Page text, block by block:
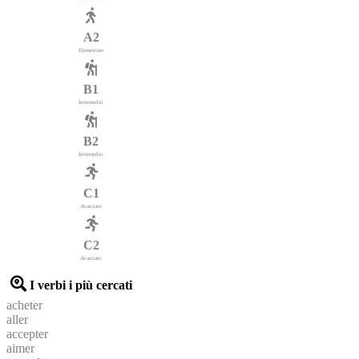
A2
Elementare
B1
Intermedio
B2
Intermedio
C1
Avanzato
C2
Avanzato
I verbi i più cercati
acheter
aller
accepter
aimer